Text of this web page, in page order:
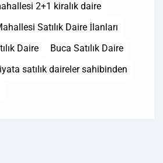
2+1 kiralık daire
Satılık Daire İlanları
Daire
Buca Satılık Daire
satılık daireler sahibinden